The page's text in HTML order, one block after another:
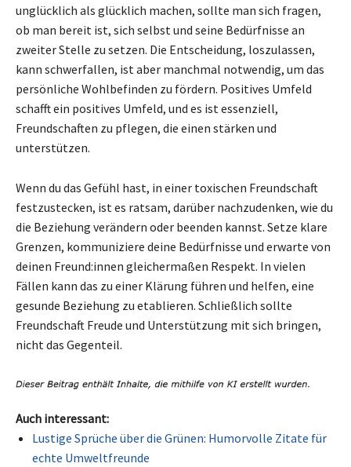
unglücklich als glücklich machen, sollte man sich fragen,
ob man bereit ist, sich selbst und seine Bedürfnisse an
zweiter Stelle zu setzen. Die Entscheidung, loszulassen,
kann schwerfallen, ist aber manchmal notwendig, um das
persönliche Wohlbefinden zu fördern. Positives Umfeld
schafft ein positives Umfeld, und es ist essenziell,
Freundschaften zu pflegen, die einen stärken und
unterstützen.
Wenn du das Gefühl hast, in einer toxischen Freundschaft
festzustecken, ist es ratsam, darüber nachzudenken, wie du
die Beziehung verändern oder beenden kannst. Setze klare
Grenzen, kommuniziere deine Bedürfnisse und erwarte von
deinen Freund:innen gleichermaßen Respekt. In vielen
Fällen kann das zu einer Klärung führen und helfen, eine
gesunde Beziehung zu etablieren. Schließlich sollte
Freundschaft Freude und Unterstützung mit sich bringen,
nicht das Gegenteil.
Auch interessant:
Lustige Sprüche über die Grünen: Humorvolle Zitate für
echte Umweltfreunde